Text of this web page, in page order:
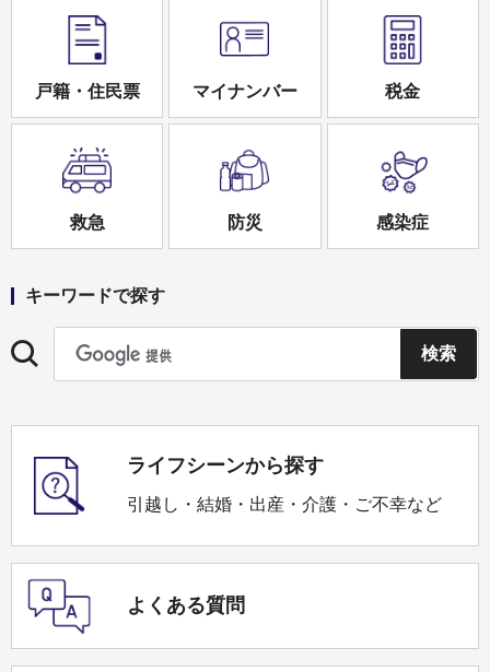
戸籍・住民票 マイナンバー 税金
救急 防災 感染症
キーワードで探す
ライフシーンから探す
引越し・結婚・出産・介護・ご不幸など
よくある質問